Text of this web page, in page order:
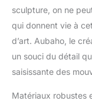
sculpture, on ne
qui donnent vie à
d’art. Aubaho, le
un souci du détail
saisissante des
Matériaux robustes